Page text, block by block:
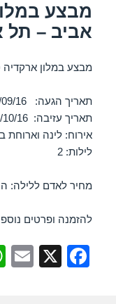
מבצע
אביב – תל אביב
מבצע במלון
תאריך הגעה: 30/09/16
תאריך עזיבה: 02/10/16
אירוח: לינה וארוחת
לילות: 2
מחיר לאדם ללילה: החל
להזמנה ופרטים
F
X